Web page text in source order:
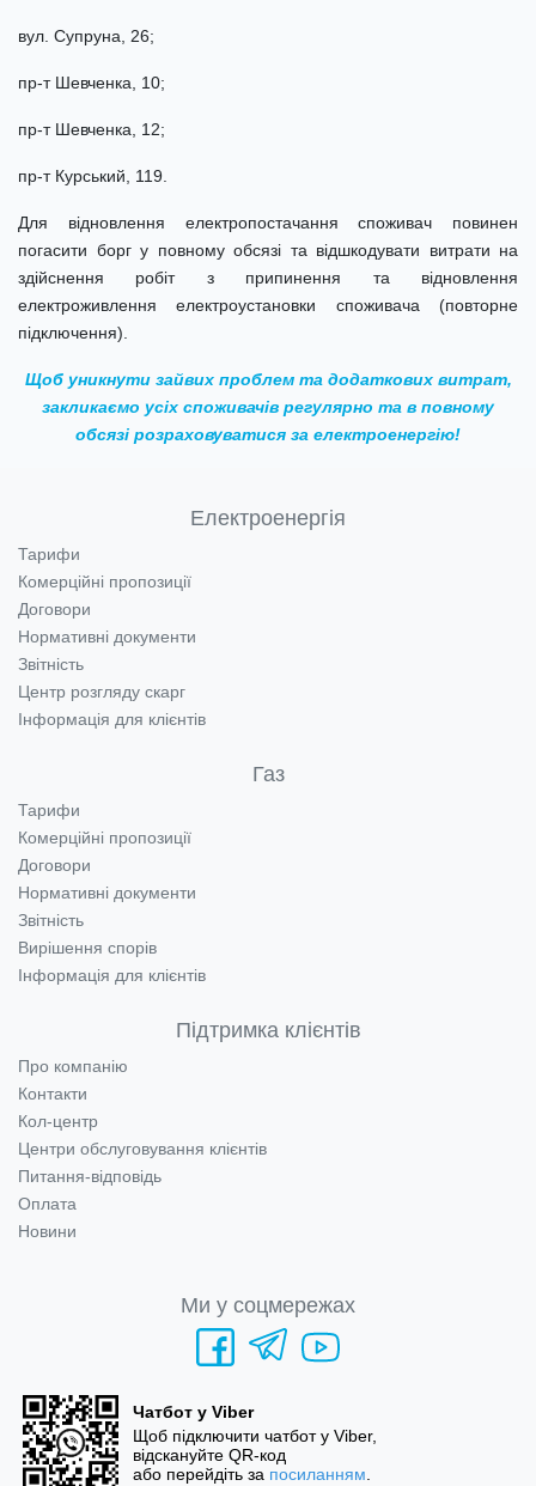
вул. Супруна, 26;
пр-т Шевченка, 10;
пр-т Шевченка, 12;
пр-т Курський, 119.
Для відновлення електропостачання споживач повинен
погасити борг у повному обсязі та відшкодувати витрати на
здійснення робіт з припинення та відновлення
електроживлення електроустановки споживача (повторне
підключення).
Щоб уникнутизайвих проблемта додаткових витрат,
закликаємо усіх споживачів регулярно та в повному
обсязі розраховуватися за електроенергію!
Електроенергія
Тарифи
Комерційні пропозиції
Договори
Нормативні документи
Звітність
Центр розгляду скарг
Інформація для клієнтів
Газ
Тарифи
Комерційні пропозиції
Договори
Нормативні документи
Звітність
Вирішення спорів
Інформація для клієнтів
Підтримка клієнтів
Про компанію
Контакти
Кол-центр
Центри обслуговування клієнтів
Питання-відповідь
Оплата
Новини
Ми у соцмережах
Чатбот у Viber
Щоб підключити чатбот у Viber,
відскануйте QR-код
або перейдіть за посиланням